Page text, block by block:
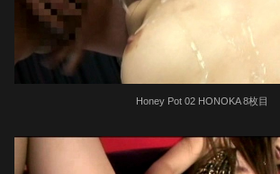
Honey Pot 02 HONOKA 8枚目